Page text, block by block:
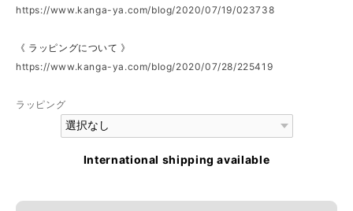
https://www.kanga-ya.com/blog/2020/07/19/023738
《 ラッピングについて 》
https://www.kanga-ya.com/blog/2020/07/28/225419
ラッピング
International shipping available